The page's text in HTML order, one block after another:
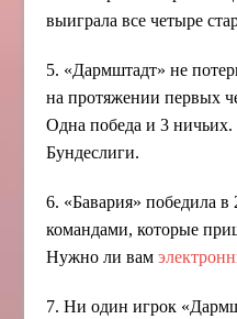
выиграла все четыре
5. «Дармштадт» не
на протяжении первых
Одна победа и 3
Бундеслиги.
6. «Бавария» победила в
командами, которые
Нужно ли вам
7. Ни один игрок